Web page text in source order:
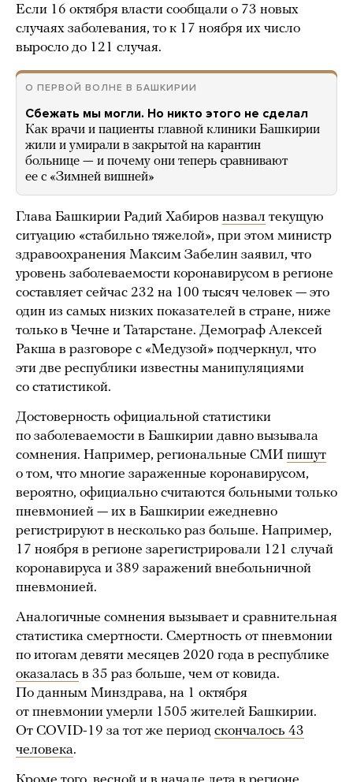
Если 16 октября власти сообщали о 73 новых
случаях заболевания, то к 17 ноября их число
выросло до 121 случая.
О ПЕРВОЙ ВОЛНЕ В БАШКИРИИ
Сбежать мы могли. Но никто этого не сделал
Как врачи и пациенты главной клиники Башкирии
жили и умирали в закрытой на карантин
больнице — и почему они теперь сравнивают
ее с «Зимней вишней»
Глава Башкирии Радий Хабиров назвал текущую
ситуацию «стабильно тяжелой», при этом министр
здравоохранения Максим Забелин заявил, что
уровень заболеваемости коронавирусом в регионе
составляет сейчас 232 на 100 тысяч человек — это
один из самых низких показателей в стране, ниже
только в Чечне и Татарстане. Демограф Алексей
Ракша в разговоре с «Медузой» подчеркнул, что
эти две республики известны манипуляциями
со статистикой.
Достоверность официальной статистики
по заболеваемости в Башкирии давно вызывала
сомнения. Например, региональные СМИ пишут
о том, что многие зараженные коронавирусом,
вероятно, официально считаются больными только
пневмонией — их в Башкирии ежедневно
регистрируют в несколько раз больше. Например,
17 ноября в регионе зарегистрировали 121 случай
коронавируса и 389 заражений внебольничной
пневмонией.
Аналогичные сомнения вызывает и сравнительная
статистика смертности. Смертность от пневмонии
по итогам девяти месяцев 2020 года в республике
оказалась в 35 раз больше, чем от ковида.
По данным Минздрава, на 1 октября
от пневмонии умерли 1505 жителей Башкирии.
От COVID-19 за тот же период скончалось 43
человека.